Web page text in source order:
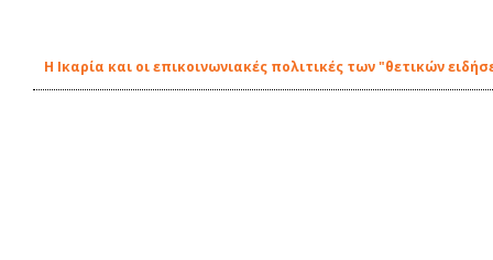
Η Ικαρία και οι επικοινωνιακές πολιτικές των "θετικών